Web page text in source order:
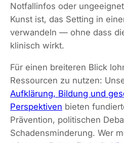
Notfallinfos oder
Kunst ist, das Setting in
verwandeln — ohne dass
klinisch wirkt.
Für einen breiteren Blick
Ressourcen zu nutzen:
Aufklärung, Bildung und
Perspektiven bieten
Prävention, politischen
Schadensminderung. Wer